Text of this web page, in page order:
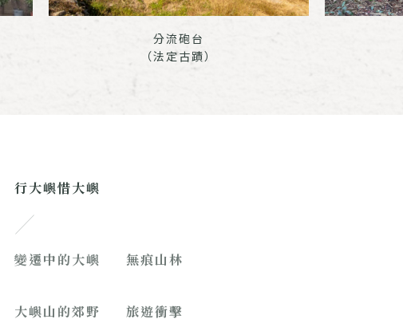
分流砲台
（法定古蹟）
行大嶼惜大嶼
變遷中的大嶼
大嶼山的郊野
無痕山林
旅遊衝擊